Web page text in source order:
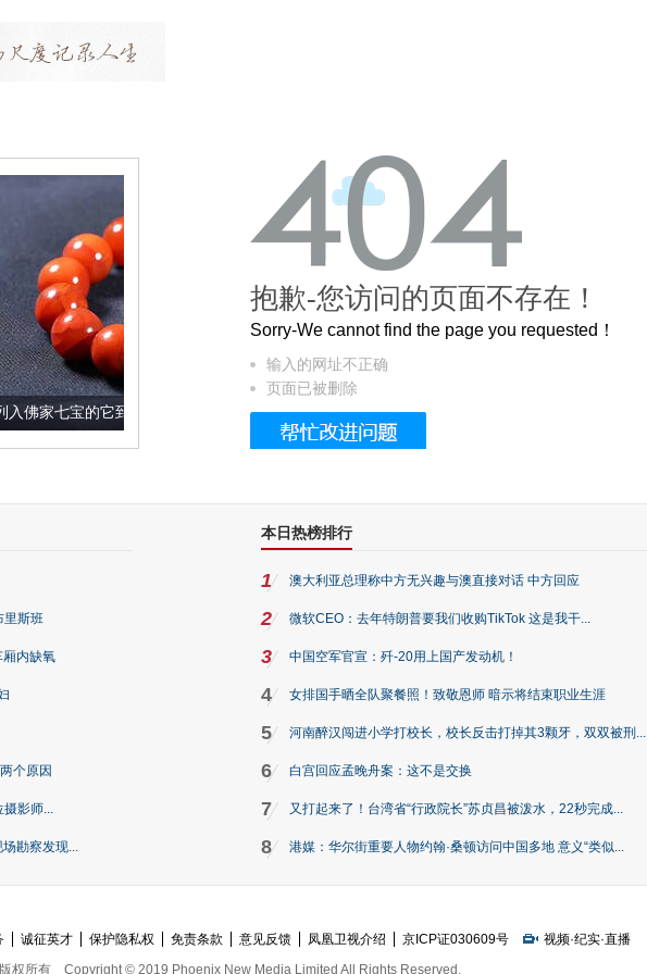
底有多美？ 这个3.2米的长卷，还原了600岁的紫禁城
抱歉-您访问的页面不存在！
Sorry-We cannot find the page you requested！
输入的网址不正确
页面已被删除
里斯班
厢内缺氧
个原因
摄影师...
勘察发现...
本日热榜排行
1 澳大利亚总理称中方无兴趣与澳直接对话 中方回应
2 微软CEO：去年特朗普要我们收购TikTok 这是我干...
3 中国空军官宣：歼-20用上国产发动机！
4 女排国手晒全队聚餐照！致敬恩师 暗示将结束职业生涯
5 河南醉汉闯进小学打校长，校长反击打掉其3颗牙，双双被刑...
6 白宫回应孟晚舟案：这不是交换
7 又打起来了！台湾省“行政院长”苏贞昌被泼水，22秒完成...
8 港媒：华尔街重要人物约翰·桑顿访问中国多地 意义“类似...
诚征英才 保护隐私权 免责条款 意见反馈 凤凰卫视介绍 京ICP证030609号 视频·纪实·直播
版权所有 Copyright © 2019 Phoenix New Media Limited All Rights Reserved.